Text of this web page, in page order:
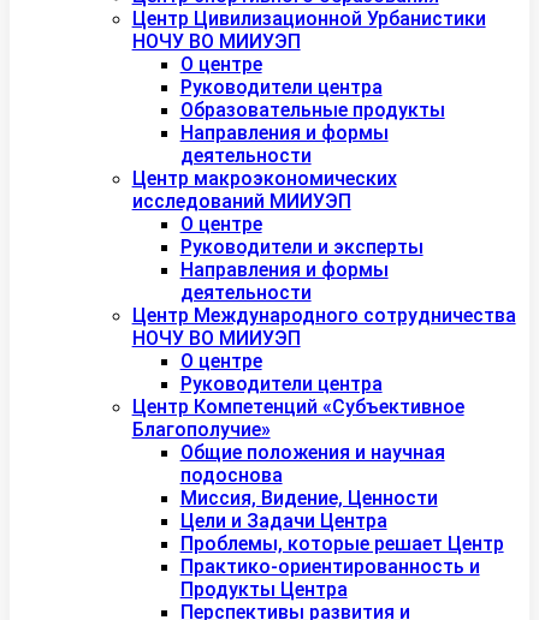
Центр Цивилизационной Урбанистики
НОЧУ ВО МИИУЭП
О центре
Руководители центра
Образовательные продукты
Направления и формы
деятельности
Центр макроэкономических
исследований МИИУЭП
О центре
Руководители и эксперты
Направления и формы
деятельности
Центр Международного сотрудничества
НОЧУ ВО МИИУЭП
О центре
Руководители центра
Центр Компетенций «Субъективное
Благополучие»
Общие положения и научная
подоснова
Миссия, Видение, Ценности
Цели и Задачи Центра
Проблемы, которые решает Центр
Практико-ориентированность и
Продукты Центра
Перспективы развития и